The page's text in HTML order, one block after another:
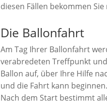
diesen Fällen bekommen
Die Ballonfahrt
Am Tag Ihrer Ballonfahrt
verabredeten Treffpunkt
Ballon auf, über Ihre Hilfe
und die Fahrt kann beginnen.
Nach dem Start bestimmt